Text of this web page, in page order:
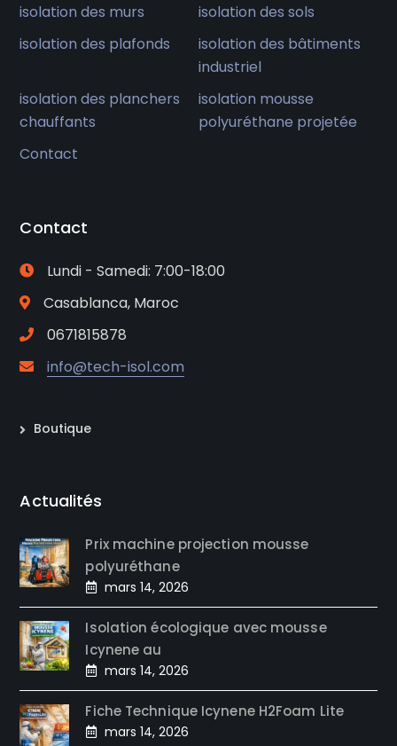
isolation des murs
isolation des sols
isolation des plafonds
isolation des bâtiments
industriel
isolation des planchers
chauffants
isolation mousse
polyuréthane projetée
Contact
Contact
Lundi - Samedi: 7:00-18:00
Casablanca, Maroc
0671815878
info@tech-isol.com
Boutique
Actualités
Prix machine projection mousse
polyuréthane
mars 14, 2026
Isolation écologique avec mousse
Icynene au
mars 14, 2026
Fiche Technique Icynene H2Foam Lite
mars 14, 2026